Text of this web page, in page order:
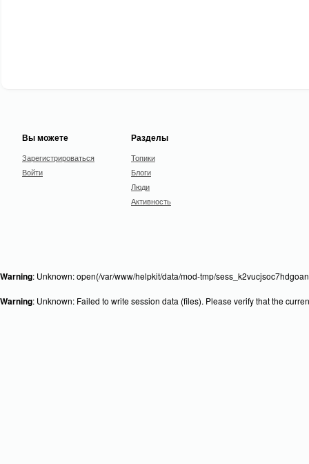
Вы можете
Зарегистрироваться
Войти
Разделы
Топики
Блоги
Люди
Активность
Warning: Unknown: open(/var/www/helpkit/data/mod-tmp/
Warning: Unknown: Failed to write session data (files). Please verify that the